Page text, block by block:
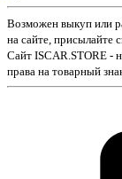
Возможен выкуп или
на сайте, присылайте
Сайт ISCAR.STORE -
права на товарный